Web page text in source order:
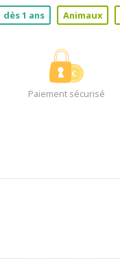
dès 1 ans Animaux
Paiement sécurisé